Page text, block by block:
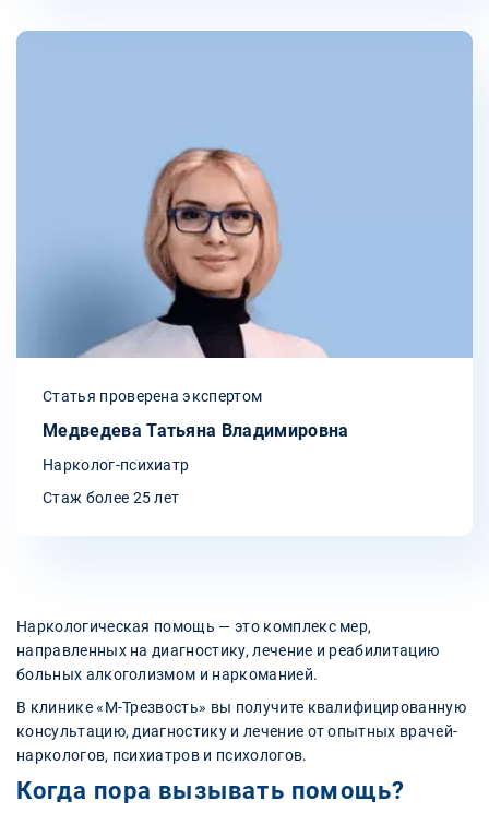
Статья проверена экспертом
Медведева Татьяна Владимировна
Нарколог-психиатр
Стаж более 25 лет
Наркологическая помощь — это комплекс мер,
направленных на диагностику, лечение и реабилитацию
больных алкоголизмом и наркоманией.
В клинике «М-Трезвость» вы получите квалифицированную
консультацию, диагностику и лечение от опытных врачей-
наркологов, психиатров и психологов.
Когда пора вызывать помощь?